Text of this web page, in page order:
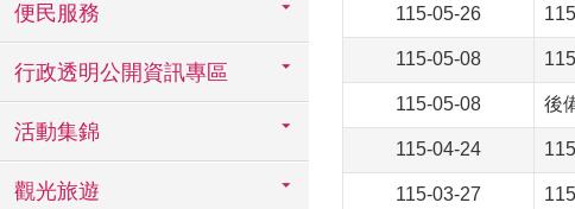
便民服務
行政透明公開資訊專區
活動集錦
觀光旅遊
115-05-26
115-05-08
115-05-08 後
115-04-24
115-03-27